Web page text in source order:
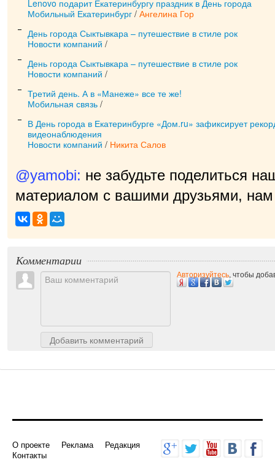
Lenovo подарит Екатеринбургу праздник в День города
Мобильный Екатеринбург / Ангелина Гор
День города Сыктывкара – путешествие в стиле рок
Новости компаний /
День города Сыктывкара – путешествие в стиле рок
Новости компаний /
Третий день. А в «Манеже» все те же!
Мобильная связь /
В День города в Екатеринбурге «Дом.ru» зафиксирует
видеонаблюдения
Новости компаний / Никита Салов
@yamobi: не забудьте поделиться
материалом с вашими друзьями, нам
п|
Комментарии